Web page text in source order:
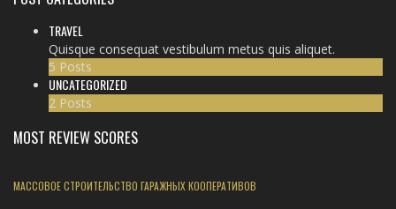
TRAVEL
Quisque consequat vestibulum metus quis aliquet.
5 Posts
UNCATEGORIZED
2 Posts
MOST REVIEW SCORES
МАССОВОЕ СТРОИТЕЛЬСТВО ГАРАЖНЫХ КООПЕРАТИВОВ